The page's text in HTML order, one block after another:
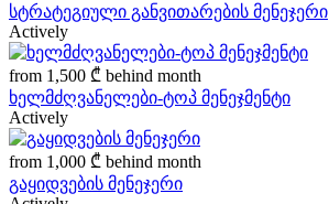
სტრატეგიული განვითარების მენეჯერი
Actively
from 1,500 ₾ behind month
ხელმძღვანელები-ტოპ მენეჯმენტი
Actively
from 1,000 ₾ behind month
გაყიდვების მენეჯერი